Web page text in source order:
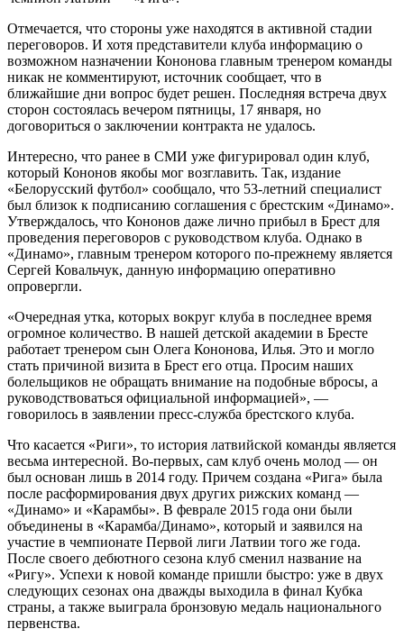
Отмечается, что стороны уже находятся в активной стадии
переговоров. И хотя представители клуба информацию о
возможном назначении Кононова главным тренером команды
никак не комментируют, источник сообщает, что в
ближайшие дни вопрос будет решен. Последняя встреча двух
сторон состоялась вечером пятницы, 17 января, но
договориться о заключении контракта не удалось.
Интересно, что ранее в СМИ уже фигурировал один клуб,
который Кононов якобы мог возглавить. Так, издание
«Белорусский футбол» сообщало, что 53-летний специалист
был близок к подписанию соглашения с брестским «Динамо».
Утверждалось, что Кононов даже лично прибыл в Брест для
проведения переговоров с руководством клуба. Однако в
«Динамо», главным тренером которого по-прежнему является
Сергей Ковальчук, данную информацию оперативно
опровергли.
«Очередная утка, которых вокруг клуба в последнее время
огромное количество. В нашей детской академии в Бресте
работает тренером сын Олега Кононова, Илья. Это и могло
стать причиной визита в Брест его отца. Просим наших
болельщиков не обращать внимание на подобные вбросы, а
руководствоваться официальной информацией», —
говорилось в заявлении пресс-служба брестского клуба.
Что касается «Риги», то история латвийской команды является
весьма интересной. Во-первых, сам клуб очень молод — он
был основан лишь в 2014 году. Причем создана «Рига» была
после расформирования двух других рижских команд —
«Динамо» и «Карамбы». В феврале 2015 года они были
объединены в «Карамба/Динамо», который и заявился на
участие в чемпионате Первой лиги Латвии того же года.
После своего дебютного сезона клуб сменил название на
«Ригу». Успехи к новой команде пришли быстро: уже в двух
следующих сезонах она дважды выходила в финал Кубка
страны, а также выиграла бронзовую медаль национального
первенства.